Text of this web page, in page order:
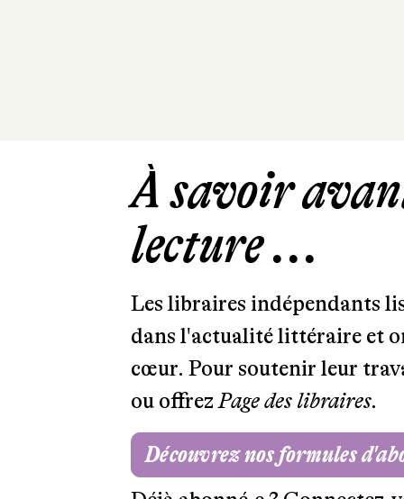
À savoir
lecture ...
Les libraires indépendants
dans l'actualité littéraire et
cœur. Pour soutenir leur
ou offrezPage des libraires.
Découvrez nos formules